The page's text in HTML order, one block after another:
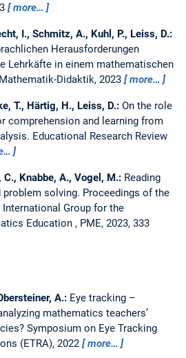
more…
I., Schmitz, A., Kuhl, P., Leiss, D.:
Herausforderungen
Lehrkäfte in einem mathematischen
Didaktik, 2023 more…
T., Härtig, H., Leiss, D.: On the role
comprehension and learning from
Educational Research Review
Knabbe, A., Vogel, M.: Reading
solving. Proceedings of the
Group for the
Education , PME, 2023, 333
A.: Eye tracking –
mathematics teachers’
Symposium on Eye Tracking
(ETRA), 2022
more…